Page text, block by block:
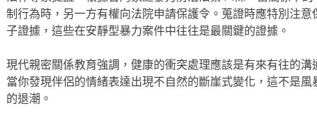
制行為時，另一方有權向法院申請保護令。蒐證時應特別注
子證據，這些在安靜型暴力案件中往往是最關鍵的證據。
現代親密關係教育強調，健康的衝突處理應該是有來有往的
當你發現伴侶的情緒表達出現不自然的斷崖式變化，這不是
的退潮。